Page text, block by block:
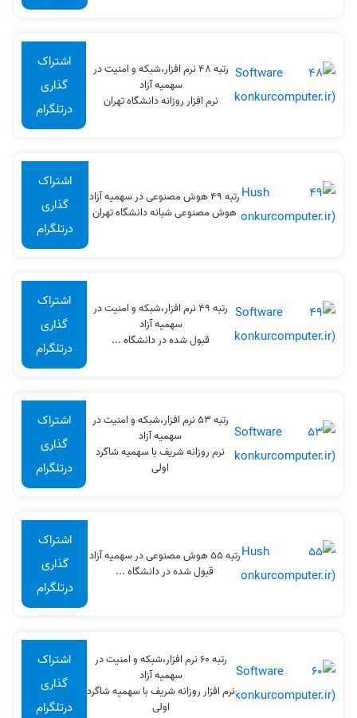
رتبه 48 نرم افزار،شبکه و امنیت در
سهميه آزاد
نرم افزار روزانه دانشگاه تهران
اشتراک
گذاری
درتلگرام
رتبه 49 هوش مصنوعی در سهميه آزاد
هوش مصنوعی شبانه دانشگاه تهران
اشتراک
گذاری
درتلگرام
رتبه 49 نرم افزار،شبکه و امنیت در
سهميه آزاد
قبول شده در دانشگاه ...
اشتراک
گذاری
درتلگرام
رتبه 53 نرم افزار،شبکه و امنیت در
سهميه آزاد
نرم روزانه شریف با سهمیه شاگرد
اولی
اشتراک
گذاری
درتلگرام
رتبه 55 هوش مصنوعی در سهميه آزاد
قبول شده در دانشگاه ...
اشتراک
گذاری
درتلگرام
رتبه 60 نرم افزار،شبکه و امنیت در
سهميه آزاد
نرم افزار روزانه شریف با سهمیه شاگرد
اولی
اشتراک
گذاری
درتلگرام